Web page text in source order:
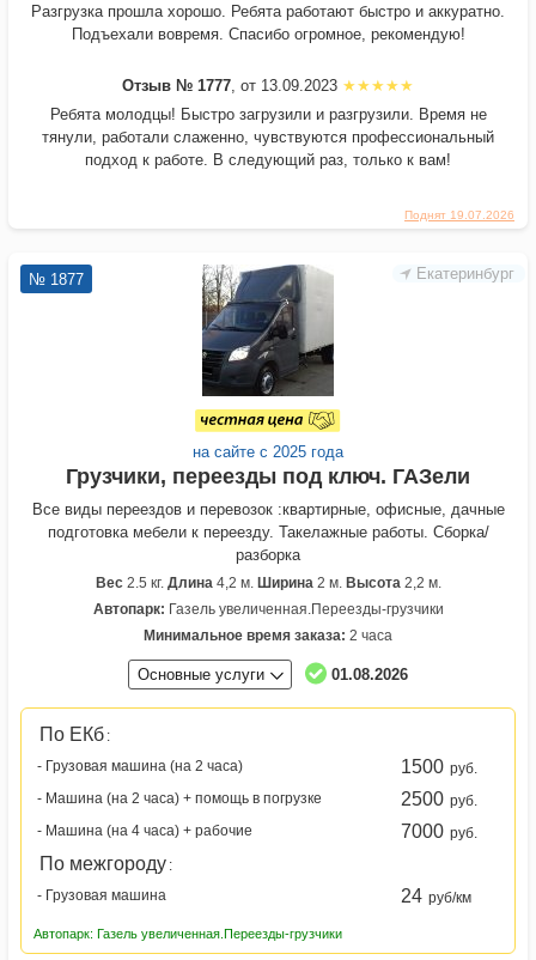
Поднят 19.07.2026
Разгрузка прошла хорошо. Ребята работают быстро и аккуратно.
Подъехали вовремя. Спасибо огромное, рекомендую!
Отзыв № 1777 , от 13.09.2023
Ребята молодцы! Быстро загрузили и разгрузили. Время не
тянули, работали слаженно, чувствуются профессиональный
подход к работе. В следующий раз, только к вам!
Екатеринбург
№ 1877
на сайте с 2025 года
Грузчики, переезды под ключ. ГАЗели
Все виды переездов и перевозок :квартирные, офисные, дачные
подготовка мебели к переезду. Такелажные работы. Сборка/
разборка
Вес2.5 кг. Длина4,2 м. Ширина2 м. Высота2,2 м.
Автопарк: Газель увеличенная.Переезды-грузчики
Минимальное время заказа: 2 часа
Основные услуги 01.08.2026
По ЕКб :
- Грузовая машина (на 2 часа)
1500 руб.
- Машина (на 2 часа) + помощь в погрузке
2500 руб.
- Машина (на 4 часа) + рабочие
7000 руб.
По межгороду :
- Грузовая машина
24 руб/км
Автопарк: Газель увеличенная.Переезды-грузчики